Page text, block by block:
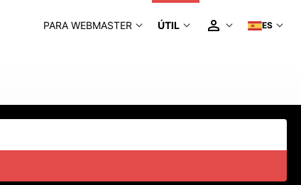
PARA WEBMASTER ÚTIL ES